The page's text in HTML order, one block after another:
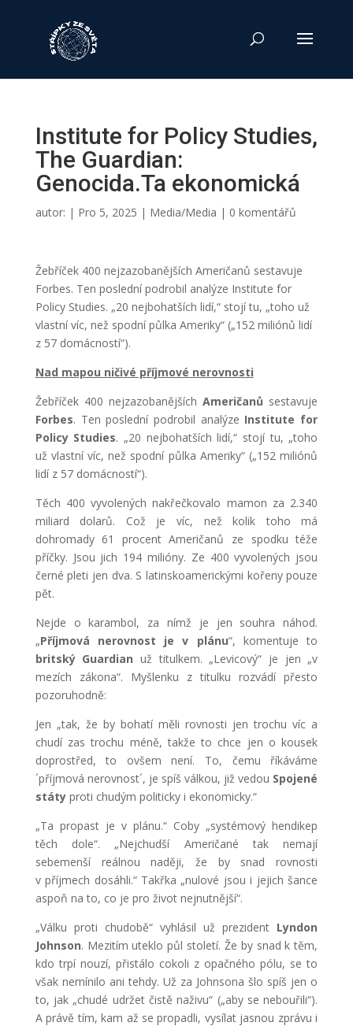
Institute for Policy Studies,
The Guardian:
Genocida.Ta ekonomická
autor: | Pro 5, 2025 | Media/Media | 0 komentářů
Žebříček 400 nejzazobanějších Američanů sestavuje
Forbes. Ten poslední podrobil analýze Institute for
Policy Studies. „20 nejbohatších lidí,“ stojí tu, „toho už
vlastní víc, než spodní půlka Ameriky“ („152 miliónů lidí
z 57 domácností“).
Nad mapou ničivé příjmové nerovnosti
Žebříček 400 nejzazobanějšíchAmeričanů sestavuje
Forbes. Ten poslední podrobil analýze Institute for
Policy Studies. „20 nejbohatších lidí,“ stojí tu, „toho
už vlastní víc, než spodní půlka Ameriky“ („152 miliónů
lidí z 57 domácností“).
Těch 400 vyvolených nakřečkovalo mamon za 2.340
miliard dolarů. Což je víc, než kolik toho má
dohromady 61 procent Američanů ze spodku téže
příčky. Jsou jich 194 milióny. Ze 400 vyvolených jsou
černé pleti jen dva. S latinskoamerickými kořeny pouze
pět.
Nejde o karambol, za nímž je jen souhra náhod.
„Příjmová nerovnost je v plánu“, komentuje to
britský Guardianuž titulkem. „Levicový“ je jen „v
mezích zákona“. Myšlenku z titulku rozvádí přesto
pozoruhodně:
Jen „tak, že by bohatí měli rovnosti jen trochu víc a
chudí zas trochu méně, takže to chce jen o kousek
doprostřed, to ovšem není. To, čemu říkáváme
´příjmová nerovnost´, je spíš válkou, již vedou Spojené
státy proti chudým politicky i ekonomicky.“
„Ta propast je v plánu.“ Coby „systémový hendikep
těch dole“. „Nejchudší Američané tak nemají
sebemenší reálnou naději, že by snad rovnosti
v příjmech dosáhli.“ Takřka „nulové jsou i jejich šance
aspoň na to, co je pro život nejnutnější“.
„Válku proti chudobě“ vyhlásil už prezident Lyndon
Johnson. Mezitím uteklo půl století. Že by snad k těm,
kdo trpí nouzí, přistálo cokoli z opačného pólu, se to
však nemínilo ani tehdy. Už za Johnsona šlo spíš jen o
to, jak „chudé udržet čistě naživu“ („aby se nebouřili“).
A právě tím, kam až se propadli, vysílat jasnou zprávu i